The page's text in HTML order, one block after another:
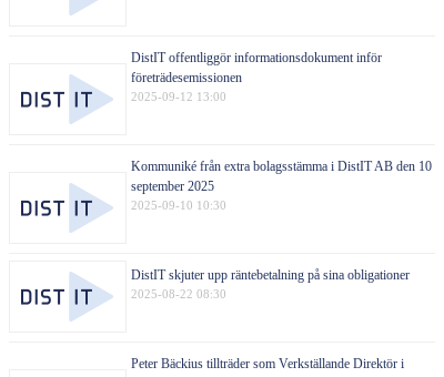
2025-09-12 13:00
DistIT offentliggör informationsdokument inför
företrädesemissionen
2025-09-10 10:30
Kommuniké från extra bolagsstämma i DistIT AB den 10
september 2025
2025-08-22 08:30
DistIT skjuter upp räntebetalning på sina obligationer
Peter Bäckius tillträder som Verkställande Direktör i